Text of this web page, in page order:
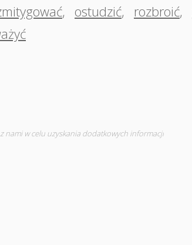
, ostudzić, rozbroić,
nami w celu uzyskania dodatkowych informacji